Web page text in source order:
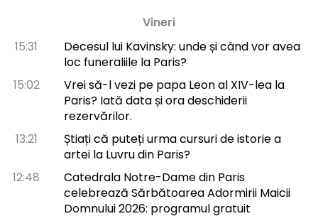
Vineri
15:31
Decesul lui Kavinsky: unde și când vor avea
loc funeraliile la Paris?
15:02
Vrei să-l vezi pe papa Leon al XIV-lea la
Paris? Iată data și ora deschiderii
rezervărilor.
13:21
Știați că puteți urma cursuri de istorie a
artei la Luvru din Paris?
12:48
Catedrala Notre-Dame din Paris
celebrează Sărbătoarea Adormirii Maicii
Domnului 2026: programul gratuit